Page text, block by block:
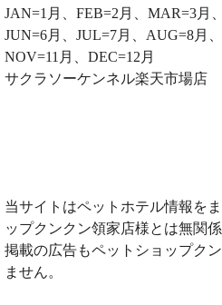
JAN=1月、FEB=2月、MAR=3月
JUN=6月、JUL=7月、AUG=8月、
NOV=11月、DEC=12月
サクラソーケンネル楽天市場店
当サイトはペットホテル情報を
ップクンクン領家店様とは無関係
掲載の広告もペットショップク
ません。